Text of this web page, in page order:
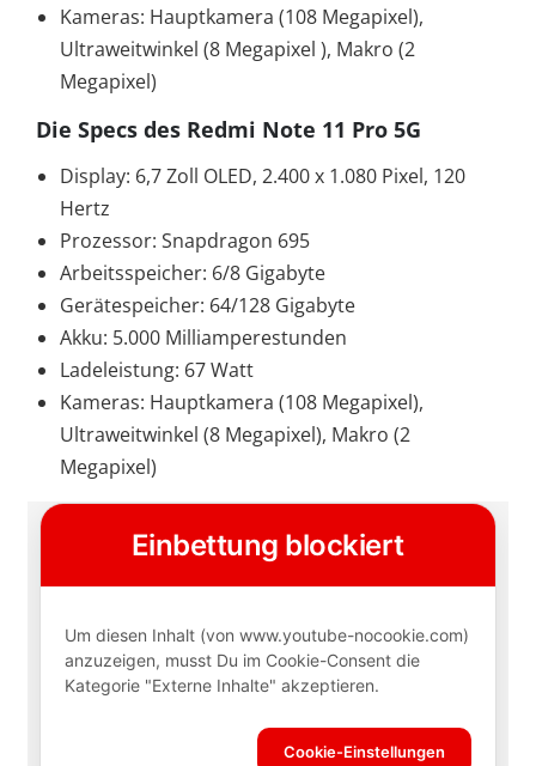
Kameras: Hauptkamera (108 Megapixel),
Ultraweitwinkel (8 Megapixel ), Makro (2
Megapixel)
Die Specs des Redmi Note 11 Pro 5G
Display: 6,7 Zoll OLED, 2.400 x 1.080 Pixel, 120
Hertz
Prozessor: Snapdragon 695
Arbeitsspeicher: 6/8 Gigabyte
Gerätespeicher: 64/128 Gigabyte
Akku: 5.000 Milliamperestunden
Ladeleistung: 67 Watt
Kameras: Hauptkamera (108 Megapixel),
Ultraweitwinkel (8 Megapixel), Makro (2
Megapixel)